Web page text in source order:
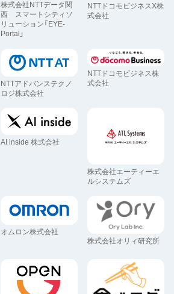
株式会社NTTデータ関
西 スマートシティソ
リューション「EYE-
Portal」
NTTドコモビジネスX株
式会社
NTTアドバンステクノ
ロジ株式会社
NTTドコモビジネス株
式会社
AI inside 株式会社
株式会社エーティーエ
ルシステムズ
オムロン株式会社
株式会社オリィ研究所